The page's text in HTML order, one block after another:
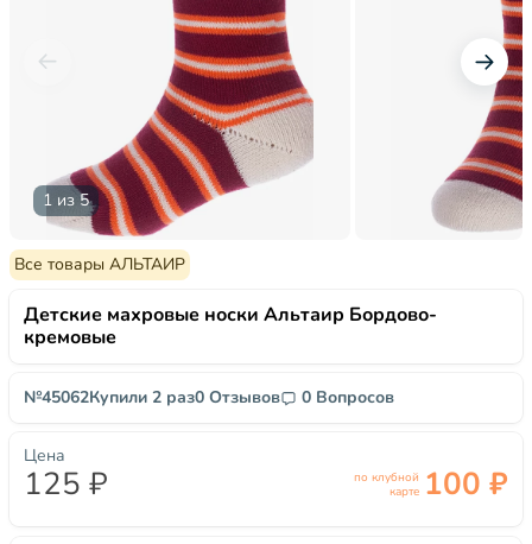
1 из 5
Все товары АЛЬТАИР
Детские махровые носки Альтаир Бордово-
кремовые
№45062Купили 2 раз0 Отзывов 0 Вопросов
Цена
125 ₽
по клубной
карте 100 ₽